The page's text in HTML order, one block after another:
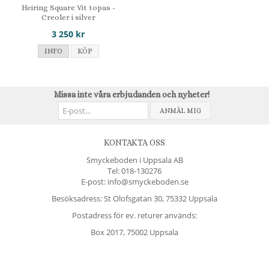
Heiring Square Vit topas -
Creoler i silver
3 250 kr
INFO KÖP
Missa inte våra erbjudanden och nyheter!
ANMÄL MIG
KONTAKTA OSS
Smyckeboden i Uppsala AB
Tel:018-130276
E-post: info@smyckeboden.se
Besöksadress: St Olofsgatan 30, 75332 Uppsala
Postadress för ev. returer används:
Box 2017, 75002 Uppsala